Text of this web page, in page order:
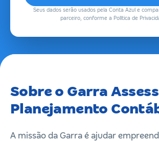
Seus dados serão usados pela Conta Azul e
parceiro, conforme a Política de
Sobre o Garra
Planejamento
A missão da Garra é ajudar